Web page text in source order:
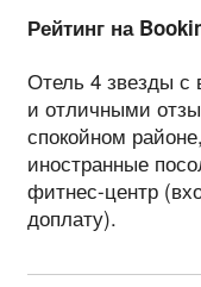
Рейтинг на
Отель 4 звезды с
и отличными
спокойном
иностранные
фитнес-центр
доплату).